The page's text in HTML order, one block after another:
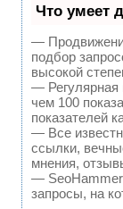
Что умеет
—
подбор
высокой
— Регулярная
чем 100
показателей
— Все
ссылки,
мнения,
— SeoHammer
запросы, на